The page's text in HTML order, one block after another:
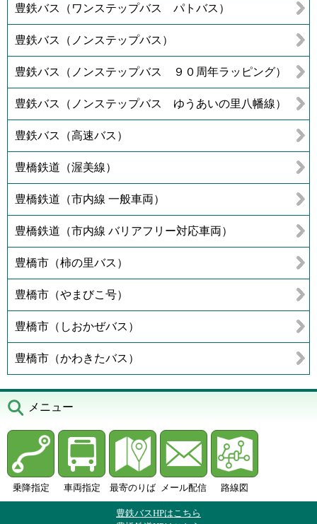
豊鉄バス（ワンステップバス パトバス）
豊鉄バス（ノンステップバス）
豊鉄バス（ノンステップバス ９０周年ラッピング）
豊鉄バス（ノンステップバス ゆうあいの里八幡線）
豊鉄バス（高速バス）
豊橋鉄道（渥美線）
豊橋鉄道（市内線 一般車両）
豊橋鉄道（市内線 バリアフリー対応車両）
豊橋市（柿の里バス）
豊橋市（やまびこ号）
豊橋市（しおかぜバス）
豊橋市（かわきたバス）
メニュー
乗降指定 車両指定 最寄のりば メール配信 路線図
豊鉄バスHPはこちら